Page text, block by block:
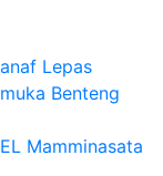
Lepas
Benteng